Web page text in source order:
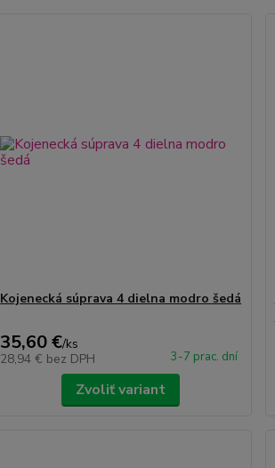
Kojenecká súprava 4 dielna modro šedá
35,60 €/ks
28,94 € bez DPH 3-7 prac. dní
Zvoliť variant